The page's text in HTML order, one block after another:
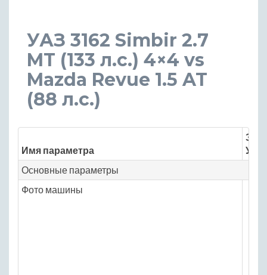
УАЗ 3162 Simbir 2.7
MT (133 л.с.) 4×4 vs
Mazda Revue 1.5 AT
(88 л.с.)
Имя параметра
УАЗ
Основные параметры
Фото машины